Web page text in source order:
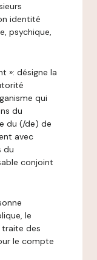
identité
psychique,
»: désigne la
qui
du
du (/de) de
avec
du
conjoint
le
traite des
le compte